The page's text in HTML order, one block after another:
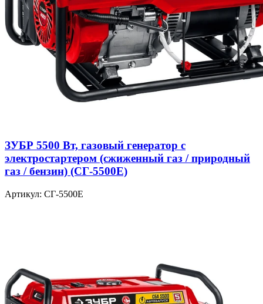
ЗУБР 5500 Вт, газовый генератор с
электростартером (сжиженный газ / природный
газ / бензин) (СГ-5500Е)
Артикул: СГ-5500Е